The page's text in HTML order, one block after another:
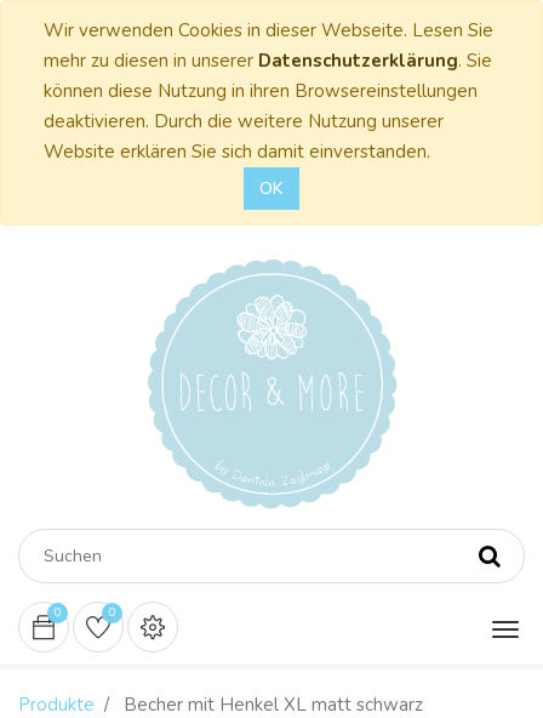
Wir verwenden Cookies in dieser Webseite. Lesen Sie
mehr zu diesen in unserer Datenschutzerklärung. Sie
können diese Nutzung in ihren Browsereinstellungen
deaktivieren. Durch die weitere Nutzung unserer
Website erklären Sie sich damit einverstanden.
OK
0 0
Produkte Becher mit Henkel XL matt schwarz